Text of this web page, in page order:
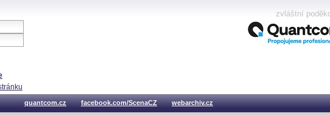
zvláštní
quantcom.cz facebook.com/ScenaCZ webarchiv.cz